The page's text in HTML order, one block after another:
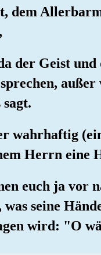
dem
der Geist
wahrhaftig
Herrn eine
euch ja vor
seine
wird: "O